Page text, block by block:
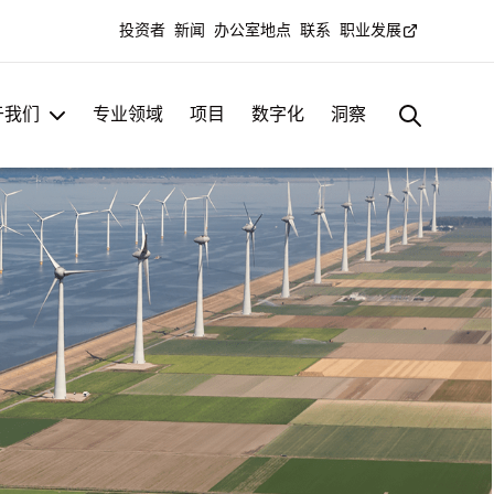
投资者 新闻 办公室地点 联系 职业发展
们 专业领域 项目 数字化 洞察